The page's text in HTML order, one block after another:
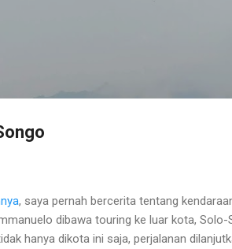
, saya pernah bercerita tentang
dibawa touring ke luar kota, Solo-
hanya dikota ini saja, perjalanan